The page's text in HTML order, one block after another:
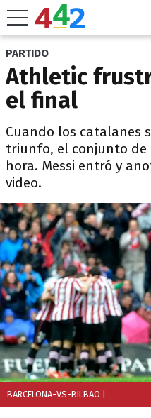
PARTIDO
Athletic
el final
Cuando los catalanes
triunfo, el conjunto de
hora. Messi entró y
video.
BARCELONA-VS-BILBAO